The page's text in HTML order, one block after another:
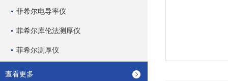
菲希尔电导率仪
菲希尔库伦法测厚仪
菲希尔测厚仪
查看更多